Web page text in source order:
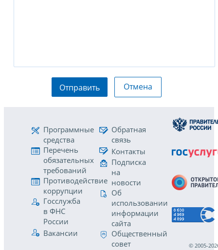
Отправить Отмена
Программные
средства
Перечень
обязательных
требований
Противодействие
коррупции
Госслужба
в ФНС
России
Вакансии
Обратная
связь
Контакты
Подписка
на
новости
Об
использовании
информации
сайта
Общественный
совет
© 2005-